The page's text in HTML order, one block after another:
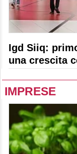
Igd Siiq:
una crescita
IMPRESE